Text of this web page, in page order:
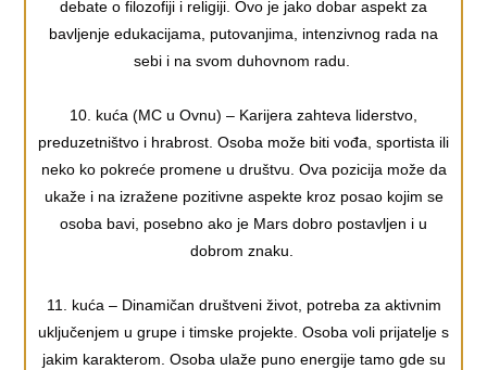
debate o filozofiji i religiji. Ovo je jako dobar aspekt za
bavljenje edukacijama, putovanjima, intenzivnog rada na
sebi i na svom duhovnom radu.
10. kuća (MC u Ovnu) – Karijera zahteva liderstvo,
preduzetništvo i hrabrost. Osoba može biti vođa, sportista ili
neko ko pokreće promene u društvu. Ova pozicija može da
ukaže i na izražene pozitivne aspekte kroz posao kojim se
osoba bavi, posebno ako je Mars dobro postavljen i u
dobrom znaku.
11. kuća – Dinamičan društveni život, potreba za aktivnim
uključenjem u grupe i timske projekte. Osoba voli prijatelje s
jakim karakterom. Osoba ulaže puno energije tamo gde su